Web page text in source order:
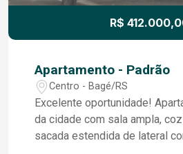
R$
Apartamento - Padrão
Centro - Bagé/RS
Excelente oportunidade!
da cidade com sala ampla,
sacada estendida de lateral